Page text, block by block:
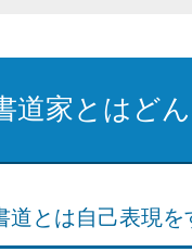
道家とはど
道とは自己表現